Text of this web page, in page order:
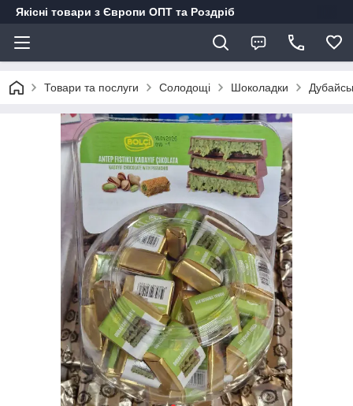
Якісні товари з Європи ОПТ та Роздріб
Товари та послуги Солодощі Шоколадки